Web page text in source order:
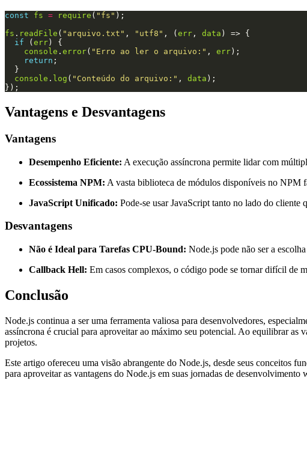
const fs = require ( "fs"
fs . readFile ( "arquivo.txt" , "utf8" , ( err , data
if ( err
console . error( "Erro ao ler o arquivo:" , err
return
console . log ( "Conteúdo do arquivo:" , data
Vantagens e Desvantagens
Vantagens
Desempenho Eficiente: A execução assíncrona permite lidar com
Ecossistema NPM: A vasta biblioteca de módulos disponíveis no NPM
JavaScript Unificado: Pode-se usar JavaScript tanto no lado do
Desvantagens
Não é Ideal para Tarefas CPU-Bound: Node.js pode não ser a
Callback Hell: Em casos complexos, o código pode se tornar difícil de
Conclusão
Node.js continua a ser uma ferramenta valiosa para desenvolvedores,
assíncrona é crucial para aproveitar ao máximo seu potencial. Ao equilibrar as
projetos.
Este artigo ofereceu uma visão abrangente do Node.js, desde seus conceitos
para aproveitar as vantagens do Node.js em suas jornadas de desenvolvimento